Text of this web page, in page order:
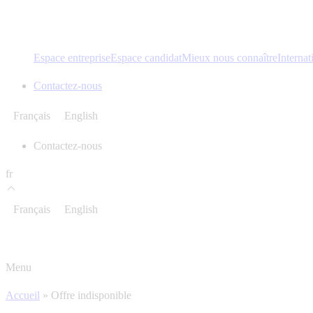
Espace entrepriseEspace candidatMieux nous connaître
Contactez-nous
Français English
Contactez-nous
fr
Français English
Menu
Accueil » Offre indisponible